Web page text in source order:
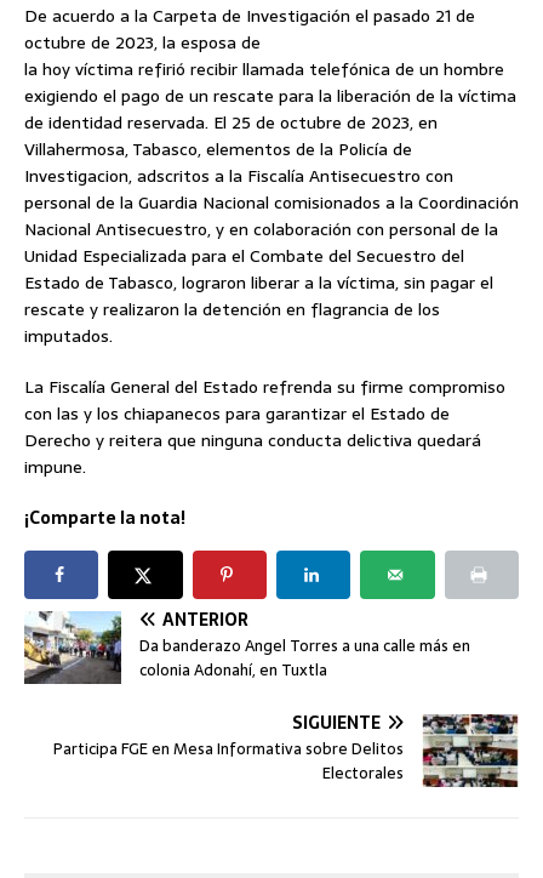
De acuerdo a la Carpeta de Investigación el pasado 21 de
octubre de 2023, la esposa de
la hoy víctima refirió recibir llamada telefónica de un hombre
exigiendo el pago de un rescate para la liberación de la víctima
de identidad reservada. El 25 de octubre de 2023, en
Villahermosa, Tabasco, elementos de la Policía de
Investigacion, adscritos a la Fiscalía Antisecuestro con
personal de la Guardia Nacional comisionados a la Coordinación
Nacional Antisecuestro, y en colaboración con personal de la
Unidad Especializada para el Combate del Secuestro del
Estado de Tabasco, lograron liberar a la víctima, sin pagar el
rescate y realizaron la detención en flagrancia de los
imputados.
La Fiscalía General del Estado refrenda su firme compromiso
con las y los chiapanecos para garantizar el Estado de
Derecho y reitera que ninguna conducta delictiva quedará
impune.
¡Comparte la nota!
ANTERIOR
Da banderazo Angel Torres a una calle más en
colonia Adonahí, en Tuxtla
SIGUIENTE
Participa FGE en Mesa Informativa sobre Delitos
Electorales